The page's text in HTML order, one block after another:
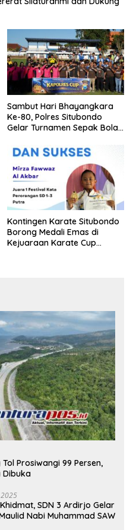
Sambut Hari Bhayangkara
Ke-80, Polres Situbondo
Gelar Turnamen Sepak Bola
Kontingen Karate Situbondo
Borong Medali Emas di
Kejuaraan Karate Cup
Prosiwangi 99 Persen,
Dibuka
SDN 3 Ardirjo Gelar
Nabi Muhammad SAW